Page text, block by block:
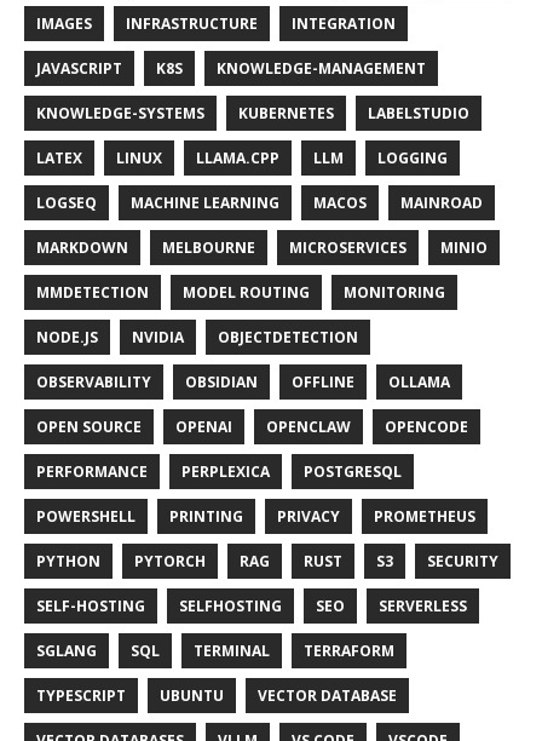
IMAGES INFRASTRUCTURE INTEGRATION
JAVASCRIPT K8S KNOWLEDGE-MANAGEMENT
KNOWLEDGE-SYSTEMS KUBERNETES LABELSTUDIO
LATEX LINUX LLAMA.CPP LLM LOGGING
LOGSEQ MACHINE LEARNING MACOS MAINROAD
MARKDOWN MELBOURNE MICROSERVICES MINIO
MMDETECTION MODEL ROUTING MONITORING
NODE.JS NVIDIA OBJECTDETECTION
OBSERVABILITY OBSIDIAN OFFLINE OLLAMA
OPEN SOURCE OPENAI OPENCLAW OPENCODE
PERFORMANCE PERPLEXICA POSTGRESQL
POWERSHELL PRINTING PRIVACY PROMETHEUS
PYTHON PYTORCH RAG RUST S3 SECURITY
SELF-HOSTING SELFHOSTING SEO SERVERLESS
SGLANG SQL TERMINAL TERRAFORM
TYPESCRIPT UBUNTU VECTOR DATABASE